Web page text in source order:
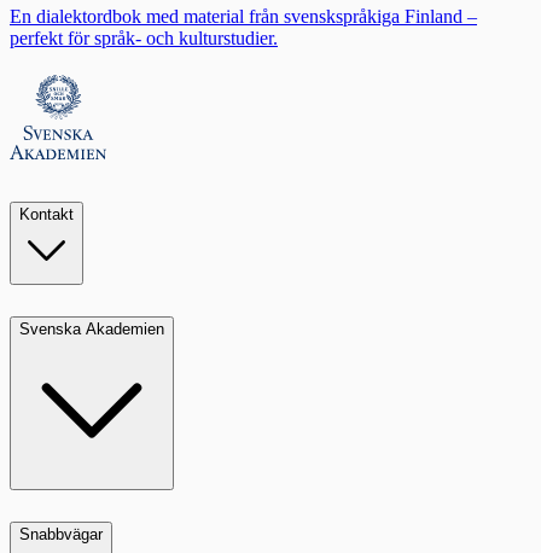
En dialektordbok med material från svenskspråkiga Finland –
perfekt för språk- och kulturstudier.
Kontakt
Svenska Akademien
Snabbvägar